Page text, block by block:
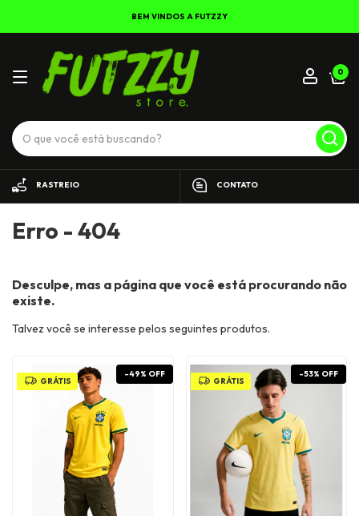
BEM VINDOS A FUTZZY
0
RASTREIO CONTATO
Erro - 404
Desculpe, mas a página que você está procurando não
existe.
Talvez você se interesse pelos seguintes produtos.
GRÁTIS
-49% OFF
GRÁTIS
-53% OFF